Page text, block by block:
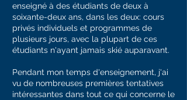
enseigné à des étudiants de deux à
soixante-deux ans, dans les deux: cours
privés individuels et programmes de
plusieurs jours, avec la plupart de ces
étudiants n'ayant jamais skié auparavant.
Pendant mon temps d'enseignement, j'ai
vu de nombreuses premières tentatives
intéressantes dans tout ce qui concerne le